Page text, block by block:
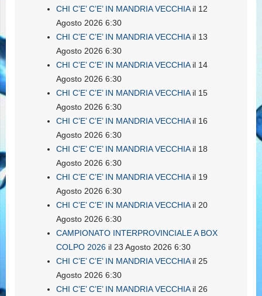
CHI C’E’ C’E’ IN MANDRIA VECCHIAil 12
Agosto 2026 6:30
CHI C’E’ C’E’ IN MANDRIA VECCHIAil 13
Agosto 2026 6:30
CHI C’E’ C’E’ IN MANDRIA VECCHIAil 14
Agosto 2026 6:30
CHI C’E’ C’E’ IN MANDRIA VECCHIAil 15
Agosto 2026 6:30
CHI C’E’ C’E’ IN MANDRIA VECCHIAil 16
Agosto 2026 6:30
CHI C’E’ C’E’ IN MANDRIA VECCHIAil 18
Agosto 2026 6:30
CHI C’E’ C’E’ IN MANDRIA VECCHIAil 19
Agosto 2026 6:30
CHI C’E’ C’E’ IN MANDRIA VECCHIAil 20
Agosto 2026 6:30
CAMPIONATO INTERPROVINCIALE A BOX
COLPO 2026 il 23 Agosto 2026 6:30
CHI C’E’ C’E’ IN MANDRIA VECCHIAil 25
Agosto 2026 6:30
CHI C’E’ C’E’ IN MANDRIA VECCHIAil 26